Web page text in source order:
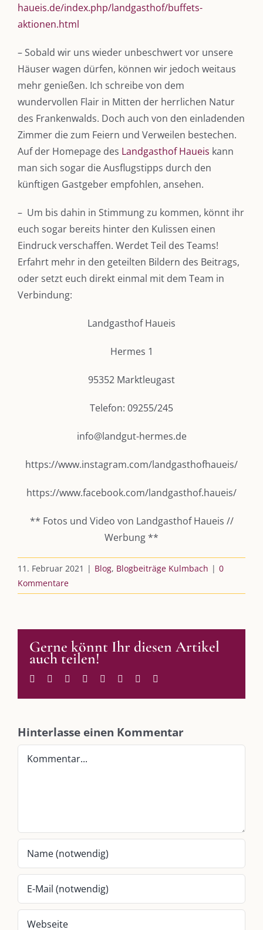
haueis.de/index.php/landgasthof/buffets-
aktionen.html
– Sobald wir uns wieder unbeschwert vor unsere
Häuser wagen dürfen, können wir jedoch weitaus
mehr genießen. Ich schreibe von dem
wundervollen Flair in Mitten der herrlichen Natur
des Frankenwalds. Doch auch von den einladenden
Zimmer die zum Feiern und Verweilen bestechen.
Auf der Homepage des Landgasthof Haueis kann
man sich sogar die Ausflugstipps durch den
künftigen Gastgeber empfohlen, ansehen.
– Um bis dahin in Stimmung zu kommen, könnt ihr
euch sogar bereits hinter den Kulissen einen
Eindruck verschaffen. Werdet Teil des Teams!
Erfahrt mehr in den geteilten Bildern des Beitrags,
oder setzt euch direkt einmal mit dem Team in
Verbindung:
Landgasthof Haueis
Hermes 1
95352 Marktleugast
Telefon: 09255/245
info@landgut-hermes.de
https://www.instagram.com/landgasthofhaueis/
https://www.facebook.com/landgasthof.haueis/
** Fotos und Video von Landgasthof Haueis //
Werbung **
11. Februar 2021 | Blog, Blogbeiträge Kulmbach | 0
Kommentare
Gerne könnt Ihr diesen Artikel
auch teilen!
Facebook
TwitterReddit LinkedInWhatsApp
TumblrPinterest
Hinterlasse einen Kommentar
Kommentar
vkfk
Leistungen – Buchungen
Immer die passende Geschenkidee – für jeden Anlass
Im Dialog mit – Jana Florence
Im Dialog mit – Nicole Putschky-Kaiser
Am einfachsten bin ich per Mail und über WhatsApp zu erreichen.
Whatsapp:0151-21182972
„Unser Kulmbach e. V.“– Der Händlerzusammenschluss der Stadt
„Stadt Kulmbach“– Offizielles Portal unserer Heimat
Lebenslust Akademie Kulmbach